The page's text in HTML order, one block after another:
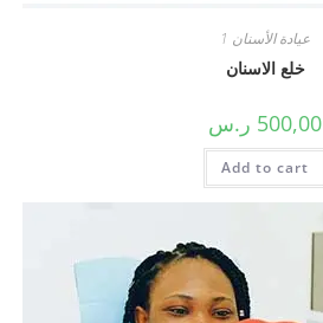
عيادة الأسنان 1
خلع الاسنان
500,00 ر.س
Add to cart